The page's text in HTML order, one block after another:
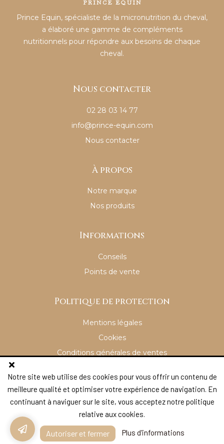
Notre site web utilise des cookies pour vous offrir un contenu de
meilleure qualité et optimiser votre expérience de navigation. En
continuant à naviguer sur le site, vous acceptez notre politique
relative aux cookies.
Autoriser et fermer Plus d'informations
Prince Equin, spécialiste de la micronutrition du cheval,
a élaboré une gamme de compléments
nutritionnels pour répondre aux besoins de chaque
cheval.
Nous contacter
02 28 03 14 77
info@prince-equin.com
Nous contacter
À propos
Notre marque
Nos produits
Informations
Conseils
Points de vente
Politique de protection
Mentions légales
Cookies
Conditions générales de ventes
© 2021 Prince Equin